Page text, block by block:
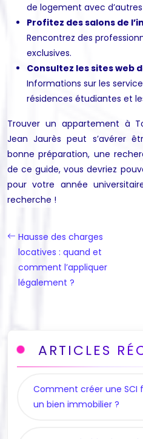
de logement avec
Profitez des salons de
Rencontrez des
exclusives.
Consultez les sites web
Informations sur les
résidences étudiantes et
Trouver un appartement à
Jean Jaurès peut s’avérer
bonne préparation, une
de ce guide, vous devriez
pour votre année
recherche !
Hausse des charges
locatives : quand et
comment l’appliquer
légalement ?
ARTICLES
Comment créer une SCI
un bien immobilier ?